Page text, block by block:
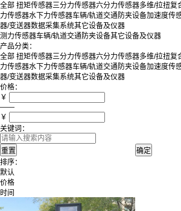
全部 扭矩传感器三分力传感器六分力传感器多维/拉扭复
力传感器水下力传感器车辆/轨道交通防夹设备加速度传
器/变送器数据采集系统其它设备及仪器
测力传感器车辆/轨道交通防夹设备其它设备及仪器
产品分类：
全部 扭矩传感器三分力传感器六分力传感器多维/拉扭复
力传感器水下力传感器车辆/轨道交通防夹设备加速度传
器/变送器数据采集系统其它设备及仪器
价格：
￥
——
￥
关键词：
排序：
默认
价格
时间